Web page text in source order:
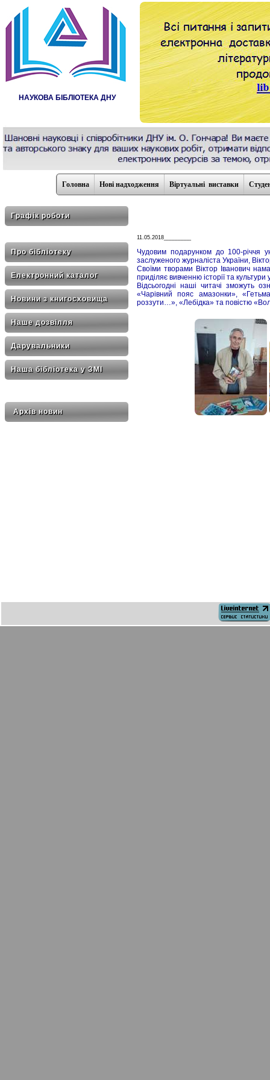
НАУКОВА БІБЛІОТЕКА ДНУ
Головна Нові надходження Віртуальні виставки
Графік роботи
Про бібліотеку
Електронний каталог
Новини з книгосховища
Наше дозвілля
Дарувальники
Наша бібліотека у ЗМІ
Архів новин
11.05.2018_________
Чудовим подарунком до 100-річчя
заслуженого журналіста України,
Своїми творами Віктор Іванович
приділяє вивченню історії та культури
Відсьогодні наші читачі зможуть
«Чарівний пояс амазонки»,
роззути…», «Лебідка» та повістю